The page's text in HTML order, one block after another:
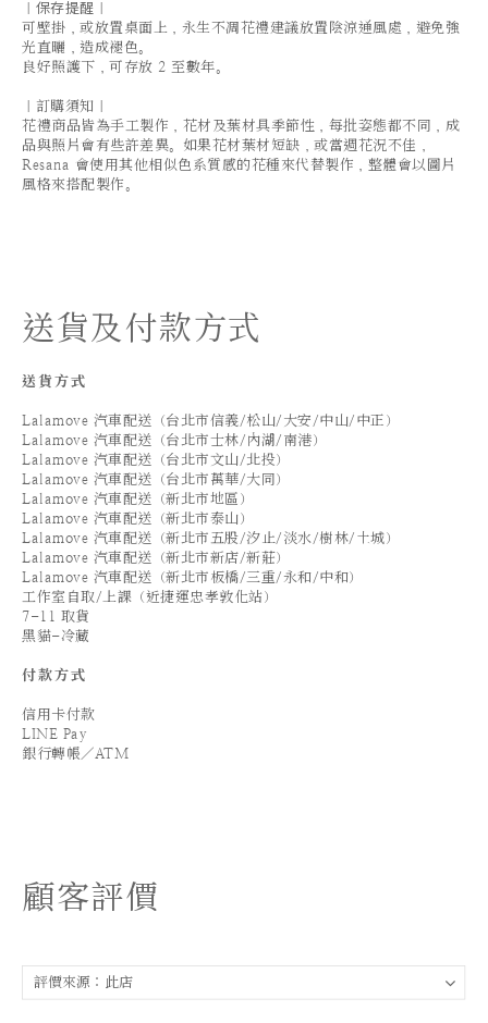
｜保存提醒｜
可壁掛，或放置桌面上，永生不凋花禮建議放置陰涼通風處，避免強
光直曬，造成褪色。
良好照護下，可存放 2 至數年。
｜訂購須知｜
花禮商品皆為手工製作，花材及葉材具季節性，每批姿態都不同，成
品與照片會有些許差異。如果花材葉材短缺，或當週花況不佳，
Resana 會使用其他相似色系質感的花種來代替製作，整體會以圖片
風格來搭配製作。
送貨及付款方式
送貨方式
Lalamove 汽車配送（台北市信義/松山/大安/中山/中正）
Lalamove 汽車配送（台北市士林/內湖/南港）
Lalamove 汽車配送（台北市文山/北投）
Lalamove 汽車配送（台北市萬華/大同）
Lalamove 汽車配送（新北市地區）
Lalamove 汽車配送（新北市泰山）
Lalamove 汽車配送（新北市五股/汐止/淡水/樹林/土城）
Lalamove 汽車配送（新北市新店/新莊）
Lalamove 汽車配送（新北市板橋/三重/永和/中和）
工作室自取/上課（近捷運忠孝敦化站）
7-11 取貨
黑貓-冷藏
付款方式
信用卡付款
LINE Pay
銀行轉帳／ATM
顧客評價